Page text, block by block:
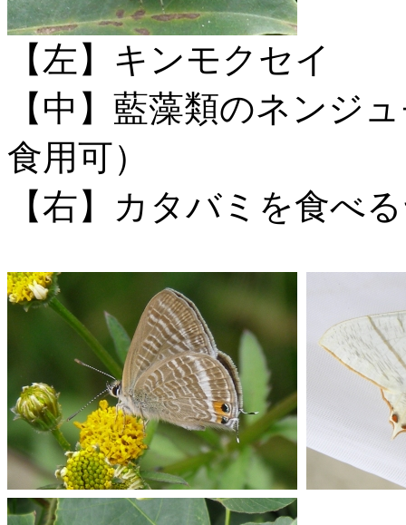
【左】キンモクセイ
【中】藍藻類のネンジ
食用可）
【右】カタバミを食べ